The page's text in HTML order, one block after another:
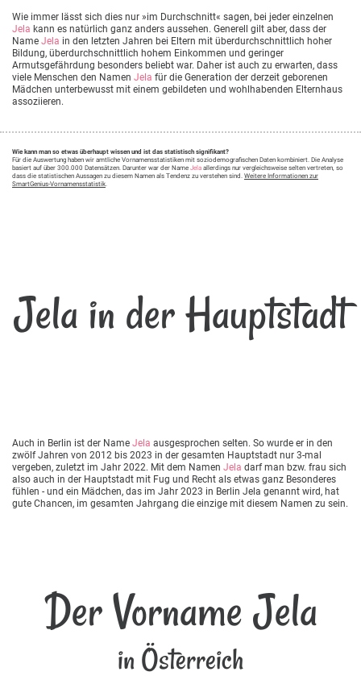
Wie immer lässt sich dies nur »im Durchschnitt« sagen, bei jeder einzelnen
Jela kann es natürlich ganz anders aussehen. Generell gilt aber, dass der
Name Jela in den letzten Jahren bei Eltern mit überdurchschnittlich hoher
Bildung, überdurchschnittlich hohem Einkommen und geringer
Armutsgefährdung besonders beliebt war. Daher ist auch zu erwarten, dass
viele Menschen den Namen Jela für die Generation der derzeit geborenen
Mädchen unterbewusst mit einem gebildeten und wohlhabenden Elternhaus
assoziieren.
Wie kann man so etwas überhaupt wissen und ist das statistisch signifikant?
Für die Auswertung haben wir amtliche Vornamensstatistiken mit soziodemografischen Daten kombiniert. Die Analyse
basiert auf über 300.000 Datensätzen. Darunter war der Name Jela allerdings nur vergleichsweise selten vertreten, so
dass die statistischen Aussagen zu diesem Namen als Tendenz zu verstehen sind. Weitere Informationen zur
SmartGenius-Vornamensstatistik.
Jela in der Hauptstadt
Auch in Berlin ist der Name Jela ausgesprochen selten. So wurde er in den
zwölf Jahren von 2012 bis 2023 in der gesamten Hauptstadt nur 3-mal
vergeben, zuletzt im Jahr 2022. Mit dem Namen Jela darf man bzw. frau sich
also auch in der Hauptstadt mit Fug und Recht als etwas ganz Besonderes
fühlen - und ein Mädchen, das im Jahr 2023 in Berlin Jela genannt wird, hat
gute Chancen, im gesamten Jahrgang die einzige mit diesem Namen zu sein.
Der Vorname Jela
in Österreich